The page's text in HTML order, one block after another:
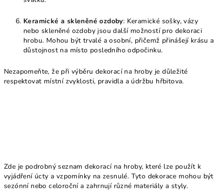
Keramické a skleněné ozdoby: Keramické sošky, vázy
nebo skleněné ozdoby jsou další možností pro dekoraci
hrobu. Mohou být trvalé a osobní, přičemž přinášejí krásu a
důstojnost na místo posledního odpočinku.
Nezapomeňte, že při výběru dekorací na hroby je důležité
respektovat místní zvyklosti, pravidla a údržbu hřbitova.
Zde je podrobný seznam dekorací na hroby, které lze použít k
vyjádření úcty a vzpomínky na zesnulé. Tyto dekorace mohou být
sezónní nebo celoroční a zahrnují různé materiály a styly.